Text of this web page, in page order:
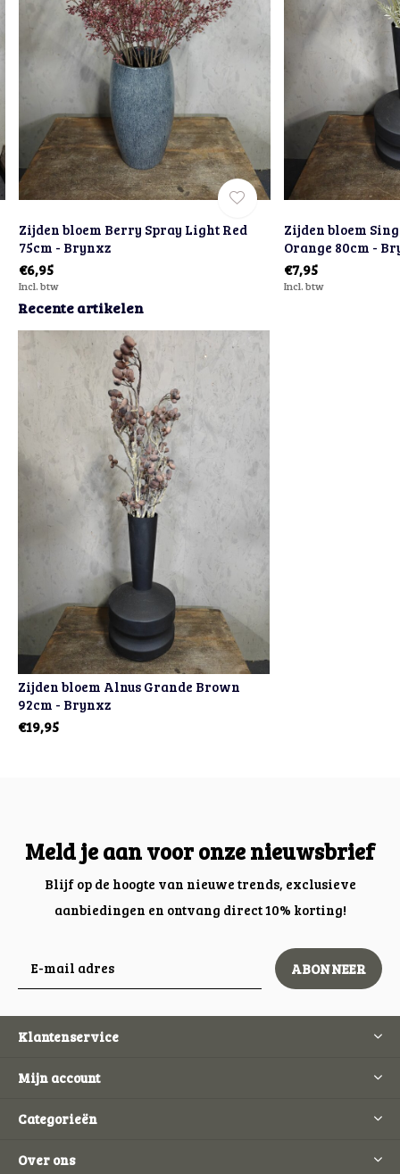
Zijden bloem Berry Spray Light Red
75cm - Brynxz
€6,95
Incl. btw
Zijden bloem
Orange 80cm -
€7,95
Incl. btw
Recente artikelen
Zijden bloem Alnus Grande Brown
92cm - Brynxz
€19,95
Meld je aan voor onze nieuwsbrief
Blijf op de hoogte van nieuwe trends, exclusieve
aanbiedingen en ontvang direct 10% korting!
ABONNEER
Klantenservice
Mijn account
Categorieën
Over ons